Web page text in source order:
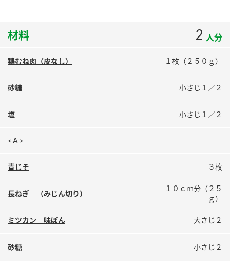
納豆の豆知識
鍋奉行マニュアル
ミツカン公式通販
製造所固有記号一覧
材料 2 人分
鶏むね肉（皮なし） １枚（２５０ｇ）
砂糖 小さじ１／２
塩 小さじ１／２
<Ａ>
青じそ ３枚
長ねぎ （みじん切り）
１０ｃｍ分（２５
ｇ）
ミツカン 味ぽん 大さじ２
砂糖 小さじ２